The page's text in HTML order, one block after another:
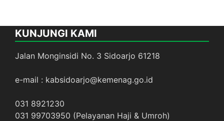
KUNJUNGI KAMI
Jalan Monginsidi No. 3 Sidoarjo 61218
e-mail : kabsidoarjo@kemenag.go.id
031 8921230
031 99703950 (Pelayanan Haji & Umroh)